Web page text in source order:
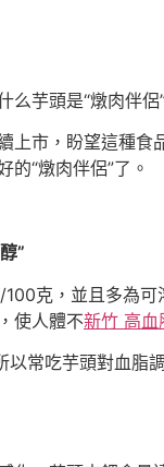
么芋頭是“燉肉伴侶
上市，盼望這種
“燉肉伴侶”了。
”
克，並且多為
使人體不新竹 高血
以常吃芋頭對血